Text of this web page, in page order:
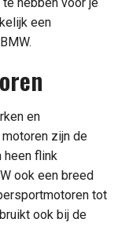
hebben voor je
een
en
zijn de
heen flink
ook een breed
tot
ook bij de